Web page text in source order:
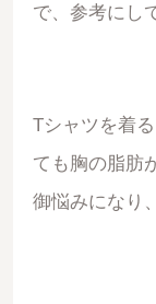
で、参考にし
Tシャツを着
ても胸の脂肪
御悩みになり